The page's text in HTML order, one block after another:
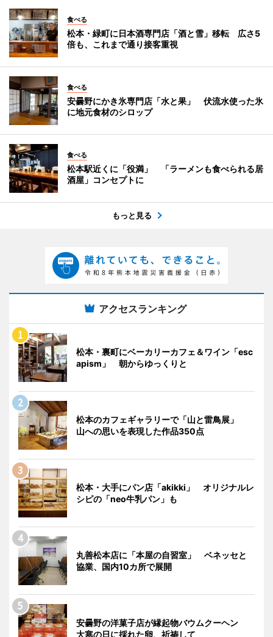
食べる
松本・緑町に日本酒専門店「酒と雪」移転 広さ5
倍も、これまで通り接客重視
食べる
安曇野にかき氷専門店「水と果」 伏流水使った氷
に地元食材のシロップ
食べる
松本駅近くに「役満」 「ラーメンも食べられる居
酒屋」コンセプトに
もっと見る
アクセスランキング
松本・裏町にベーカリーカフェ＆ワイン「esc
apism」 朝からゆっくりと
松本のカフェギャラリーで「山と雷鳥展」
山への思いを表現した作品350点
松本・大手にパン店「akikki」 オリジナルレ
シピの「neo牛乳パン」も
丸善松本店に「本屋の自習室」 ベネッセと
協業、国内10カ所で展開
安曇野の洋菓子店が縁起物バウムクーヘン
大寒の日に採れた卵、祈祷して